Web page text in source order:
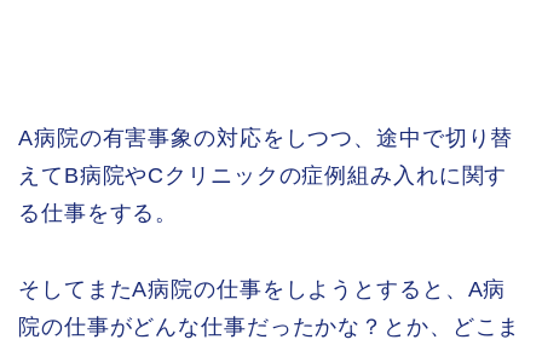
A病院の有害事象の対応をしつつ、途中で切り替
えてB病院やCクリニックの症例組み入れに関す
る仕事をする。
そしてまたA病院の仕事をしようとすると、A病
院の仕事がどんな仕事だったかな？とか、どこま